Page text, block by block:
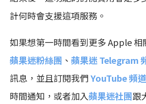
計何時會支援這項服務。
如果想第一時間看到更多 Apple 相
蘋果迷粉絲團 、 蘋果迷 Telegram
訊息，並且訂閱我們YouTube 頻道
時間通知，或者加入蘋果迷社團跟